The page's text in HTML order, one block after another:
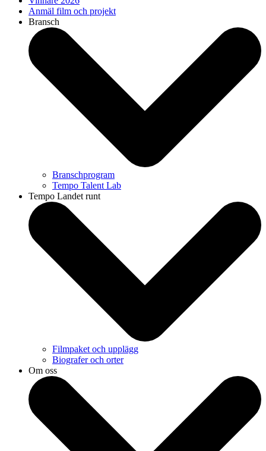
Anmäl film och projekt
Bransch
Branschprogram
Tempo Talent Lab
Tempo Landet runt
Filmpaket och upplägg
Biografer och orter
Om oss